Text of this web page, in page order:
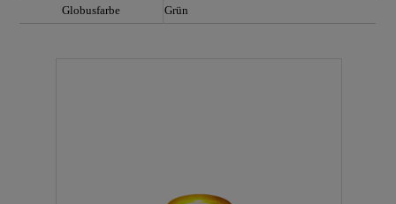
Globusfarbe
Grün